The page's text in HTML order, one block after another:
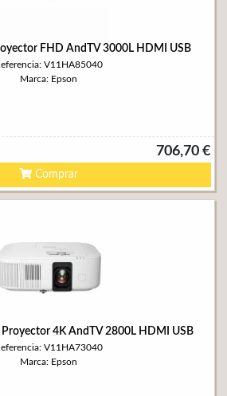
FHD AndTV 3000L HDMI USB
V11HA85040
Marca: Epson
706,70 €
Comprar
4K AndTV 2800L HDMI USB
V11HA73040
Marca: Epson